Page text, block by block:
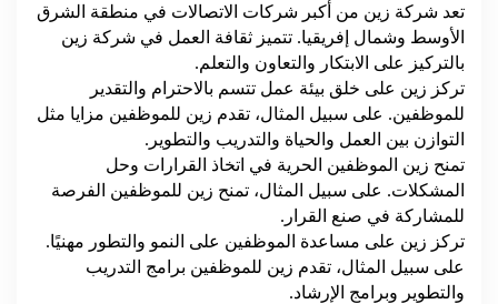
تعد شركة زين من أكبر شركات الاتصالات في منطقة الشرق
الأوسط وشمال إفريقيا. تتميز ثقافة العمل في شركة زين
بالتركيز على الابتكار والتعاون والتعلم.
تركز زين على خلق بيئة عمل تتسم بالاحترام والتقدير
للموظفين. على سبيل المثال، تقدم زين للموظفين مزايا مثل
التوازن بين العمل والحياة والتدريب والتطوير.
تمنح زين الموظفين الحرية في اتخاذ القرارات وحل
المشكلات. على سبيل المثال، تمنح زين للموظفين الفرصة
للمشاركة في صنع القرار.
تركز زين على مساعدة الموظفين على النمو والتطور مهنيًا.
على سبيل المثال، تقدم زين للموظفين برامج التدريب
والتطوير وبرامج الإرشاد.